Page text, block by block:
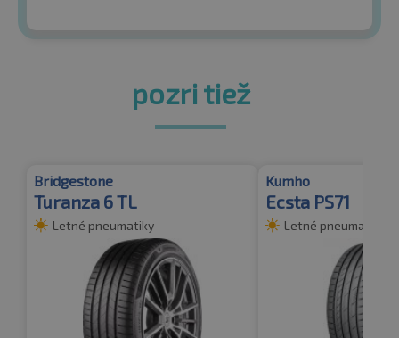
pozri tiež
Bridgestone
Turanza 6 TL
Letné pneumatiky
Kumho
Ecsta PS71
Letné pneumatiky